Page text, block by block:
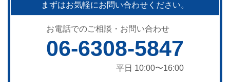
まずはお気軽にお問い合わせください。
お電話でのご相談・お問い合わせ
06-6308-5847
平日 10:00〜16:00